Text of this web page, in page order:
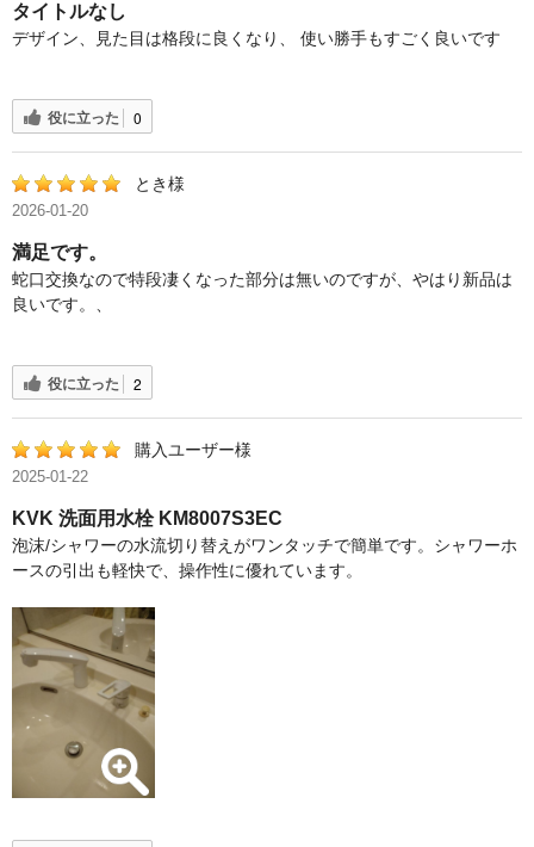
タイトルなし
デザイン、見た目は格段に良くなり、 使い勝手もすごく良いです
役に立った 0
とき様
2026-01-20
満足です。
蛇口交換なので特段凄くなった部分は無いのですが、やはり新品は
良いです。、
役に立った 2
購入ユーザー様
2025-01-22
KVK 洗面用水栓 KM8007S3EC
泡沫/シャワーの水流切り替えがワンタッチで簡単です。シャワーホ
ースの引出も軽快で、操作性に優れています。